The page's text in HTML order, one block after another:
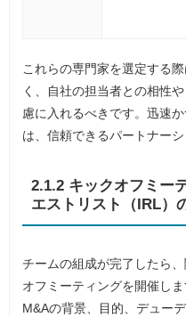
これらの専門家を選定する
く、自社の担当者との相性
慮に入れるべきです。迅速
は、信頼できるパートナー
2.1.2 キックオフミー
エストリスト（IRL）
チームの組成が完了したら
オフミーティングを開催し
M&Aの背景、目的、デュー